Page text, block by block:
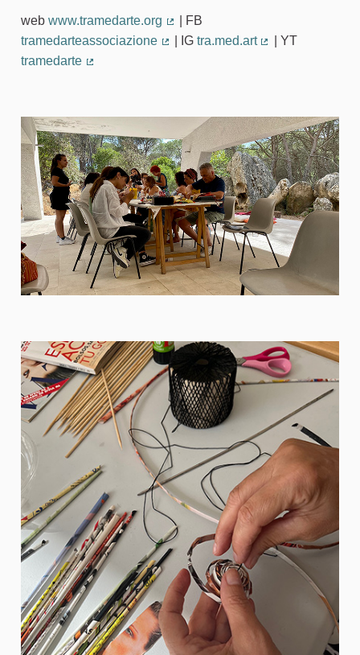
web www.tramedarte.org
(Collegamento esterno)
| FB
tramedarteassociazione
| IG tra.med.art
| YT
tramedarte